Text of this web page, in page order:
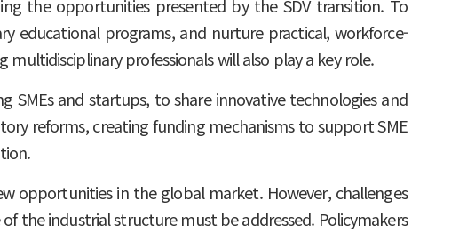
the opportunities presented by the SDV transition. To
educational programs, and nurture practical, workforce-
professionals will also play a key role.
SMEs and startups, to share innovative technologies and
reforms, creating funding mechanisms to support SME
opportunities in the global market. However, challenges
the industrial structure must be addressed. Policymakers